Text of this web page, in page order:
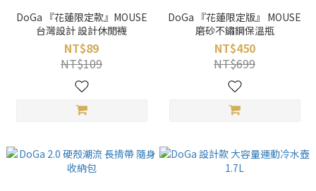
DoGa 『花蓮限定款』MOUSE
台灣設計 設計休閒襪
NT$89
NT$109
DoGa 『花蓮限定版』 MOUSE
磨砂不鏽鋼保溫瓶
NT$450
NT$699